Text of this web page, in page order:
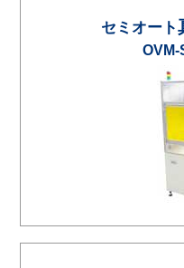
セミオート
OVM-